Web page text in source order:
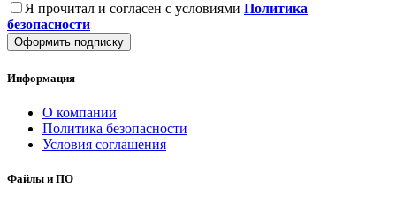
Я прочитал и согласен с условиями Политика
безопасности
Оформить подписку
Информация
О компании
Политика безопасности
Условия соглашения
Файлы и ПО